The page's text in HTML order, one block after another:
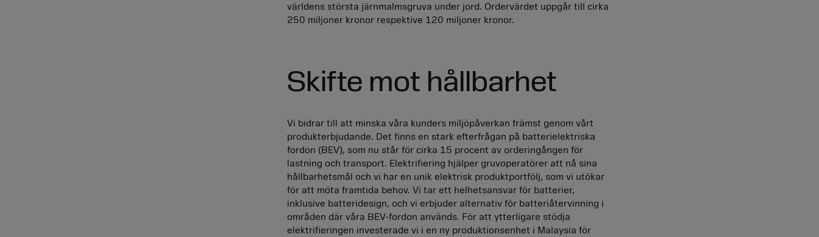
världens största järnmalmsgruva under jord. Ordervärdet uppgår till cirka
250 miljoner kronor respektive 120 miljoner kronor.
Skifte mot hållbarhet
Vi bidrar till att minska våra kunders miljöpåverkan främst genom vårt
produkterbjudande. Det finns en stark efterfrågan på batterielektriska
fordon (BEV), som nu står för cirka 15 procent av orderingången för
lastning och transport. Elektrifiering hjälper gruvoperatörer att nå sina
hållbarhetsmål och vi har en unik elektrisk produktportfölj, som vi utökar
för att möta framtida behov. Vi tar ett helhetsansvar för batterier,
inklusive batteridesign, och vi erbjuder alternativ för batteriåtervinning i
områden där våra BEV-fordon används. För att ytterligare stödja
elektrifieringen investerade vi i en ny produktionsenhet i Malaysia för